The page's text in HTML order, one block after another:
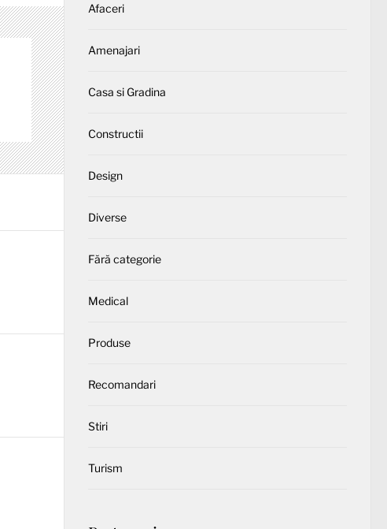
Afaceri
Amenajari
Casa si Gradina
Constructii
Design
Diverse
Fără categorie
Medical
Produse
Recomandari
Stiri
Turism